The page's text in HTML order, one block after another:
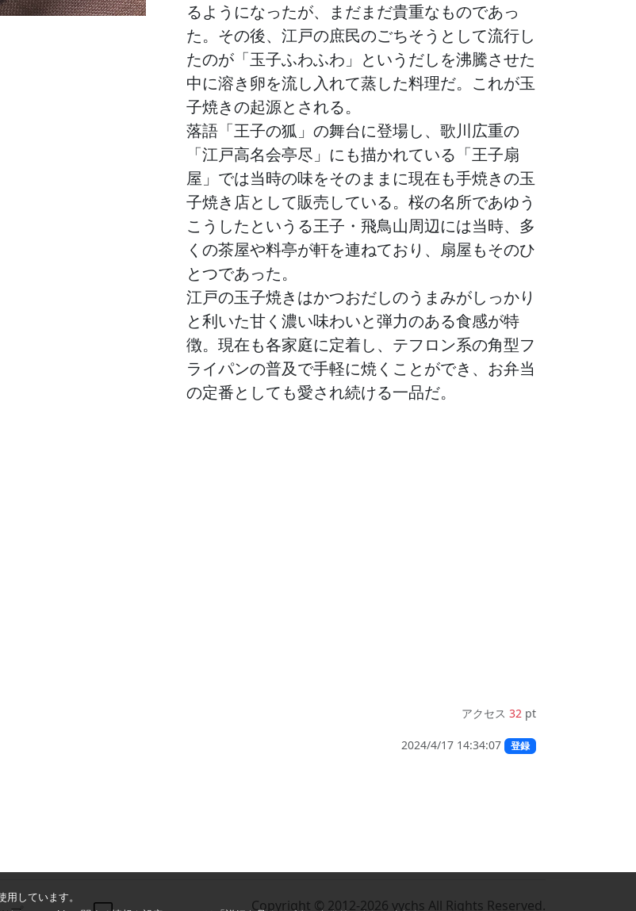
るようになったが、まだまだ貴重なものであっ
た。その後、江戸の庶民のごちそうとして流行し
たのが「玉子ふわふわ」というだしを沸騰させた
中に溶き卵を流し入れて蒸した料理だ。これが玉
子焼きの起源とされる。
落語「王子の狐」の舞台に登場し、歌川広重の
「江戸高名会亭尽」にも描かれている「王子扇
屋」では当時の味をそのままに現在も手焼きの玉
子焼き店として販売している。桜の名所であゆう
こうしたというる王子・飛鳥山周辺には当時、多
くの茶屋や料亭が軒を連ねており、扇屋もそのひ
とつであった。
江戸の玉子焼きはかつおだしのうまみがしっかり
と利いた甘く濃い味わいと弾力のある食感が特
徴。現在も各家庭に定着し、テフロン系の角型フ
ライパンの普及で手軽に焼くことができ、お弁当
の定番としても愛され続ける一品だ。
アクセス 32 pt
2024/4/17 14:34:07 登録
しています。
Copyright © 2012-2026 yychs All Rights Reserved.